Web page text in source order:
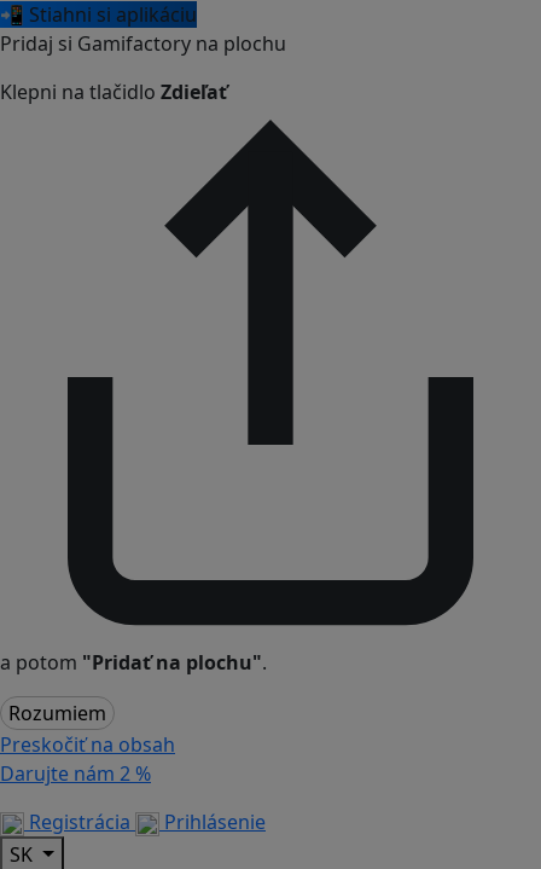
📲 Stiahni si aplikáciu
Pridaj si Gamifactory na plochu
Klepni na tlačidlo Zdieľať
a potom "Pridať na plochu".
Rozumiem
Preskočiť na obsah
Darujte nám 2 %
Registrácia
Prihlásenie
SK